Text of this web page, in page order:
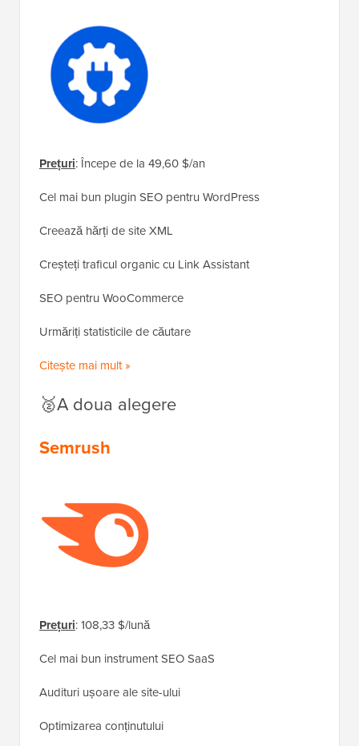
Prețuri: Începe de la 49,60 $/an
Cel mai bun plugin SEO pentru WordPress
Creează hărți de site XML
Creșteți traficul organic cu Link Assistant
SEO pentru WooCommerce
Urmăriți statisticile de căutare
Citește mai mult »
🥈A doua alegere
Semrush
Prețuri: 108,33 $/lună
Cel mai bun instrument SEO SaaS
Audituri ușoare ale site-ului
Optimizarea conținutului